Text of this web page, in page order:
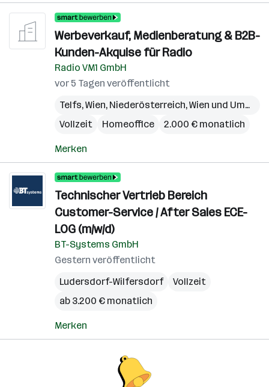
Werbeverkauf, Medienberatung & B2B-
Kunden-Akquise für Radio
Radio VM1 GmbH
vor 5 Tagen veröffentlicht
Telfs,Wien, Niederösterreich,Wien und Umgebung
Vollzeit
Homeoffice 2.000 € monatlich
Merken
Technischer Vertrieb Bereich
Customer-Service / After Sales ECE-
LOG (m/w/d)
BT-Systems GmbH
Gestern veröffentlicht
Ludersdorf-Wilfersdorf
Vollzeit
ab 3.200 € monatlich
Merken